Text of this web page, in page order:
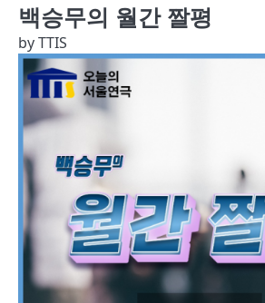
백승무의 월간 짤평
byTTIS